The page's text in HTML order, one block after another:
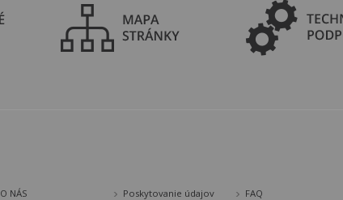
O NÁS Poskytovanie údajov FAQ